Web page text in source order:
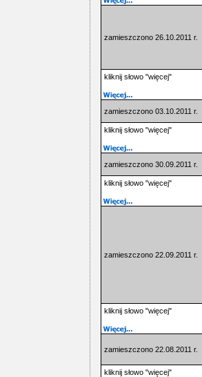
zamieszczono 26.10.2011 r.
kliknij słowo "więcej"
zamieszczono 03.10.2011 r.
kliknij słowo "więcej"
zamieszczono 30.09.2011 r.
kliknij słowo "więcej"
zamieszczono 22.09.2011 r.
kliknij słowo "więcej"
zamieszczono 22.08.2011 r.
kliknij słowo "więcej"